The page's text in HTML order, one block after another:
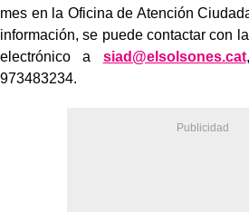
mes en la Oficina de Atención
información, se puede contactar con
electrónico a siad@elsolsones.cat
973483234.